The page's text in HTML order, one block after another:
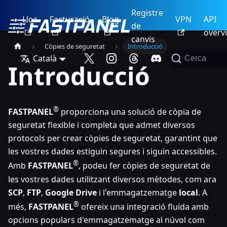
Lloc Facturació Blog
Registre
de
canvis
VPN
API
Català Cerca
Còpies de seguretat Introducció
Introducció
FASTPANEL® proporciona una solució de còpia de
seguretat flexible i completa que admet diversos
protocols per crear còpies de seguretat, garantint que
les vostres dades estiguin segures i siguin accessibles.
Amb FASTPANEL®, podeu fer còpies de seguretat de
les vostres dades utilitzant diversos mètodes, com ara
SCP, FTP, Google Drive i l'emmagatzematge local. A
més, FASTPANEL® ofereix una integració fluida amb
opcions populars d'emmagatzematge al núvol com